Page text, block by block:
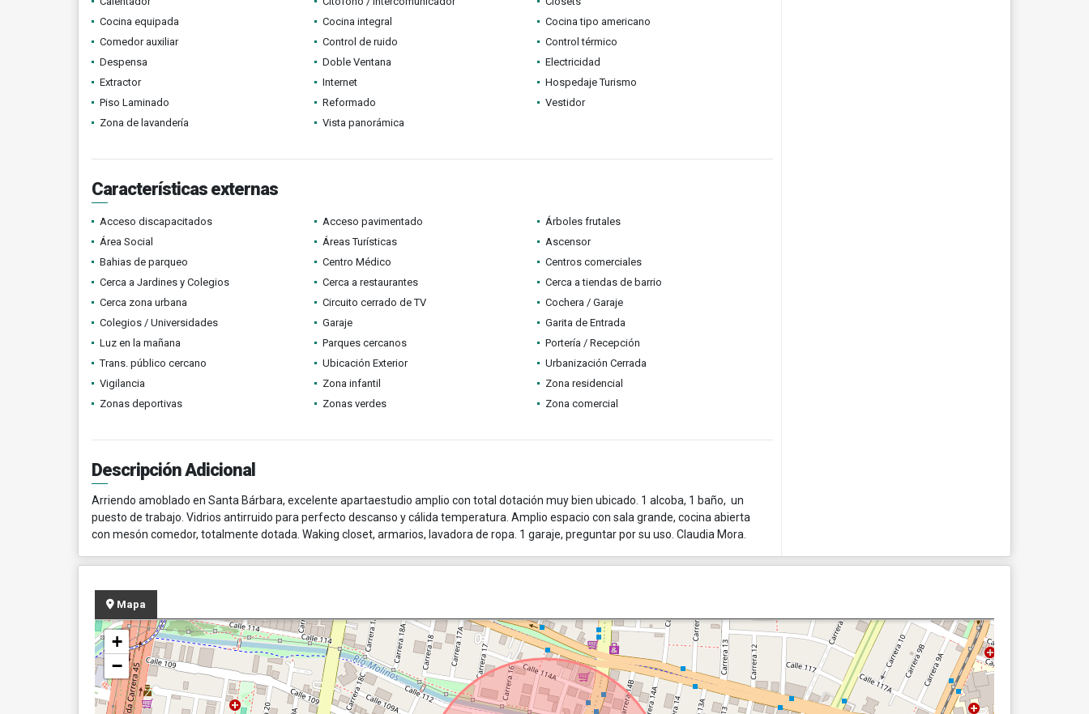
Cocina equipada
Cocina integral
Cocina tipo americano
Comedor auxiliar
Control de ruido
Control térmico
Despensa
Doble Ventana
Electricidad
Extractor
Internet
Hospedaje Turismo
Piso Laminado
Reformado
Vestidor
Zona de lavandería
Vista panorámica
Características externas
Acceso discapacitados Acceso pavimentado
Árboles frutales
Área Social
Áreas Turísticas
Ascensor
Bahias de parqueo
Centro Médico
Centros comerciales
Cerca a Jardines y Colegios
Cerca a restaurantes
Cerca a tiendas de barrio
Cerca zona urbana
Circuito cerrado de TV
Cochera / Garaje
Colegios / Universidades
Garaje
Garita de Entrada
Luz en la mañana
Parques cercanos
Portería / Recepción
Trans. público cercano
Ubicación Exterior
Urbanización Cerrada
Vigilancia
Zona infantil
Zona residencial
Zonas deportivas
Zonas verdes Zona comercial
Descripción Adicional
Arriendo amoblado en Santa Bárbara, excelente apartaestudio amplio con total dotación muy bien ubicado. 1 alcoba, 1 baño, un
puesto de trabajo. Vidrios antirruido para perfecto descanso y cálida temperatura. Amplio espacio con sala grande, cocina abierta
con mesón comedor, totalmente dotada. Waking closet, armarios, lavadora de ropa. 1 garaje, preguntar por su uso. Claudia Mora.
Mapa
+
−